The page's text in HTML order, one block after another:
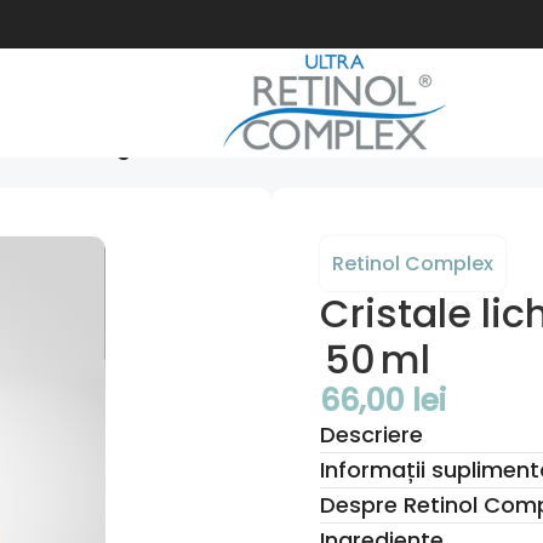
Retinol Complex
Cristale
50 ml
66,00 lei
Descriere
Informații
Despre Retinol